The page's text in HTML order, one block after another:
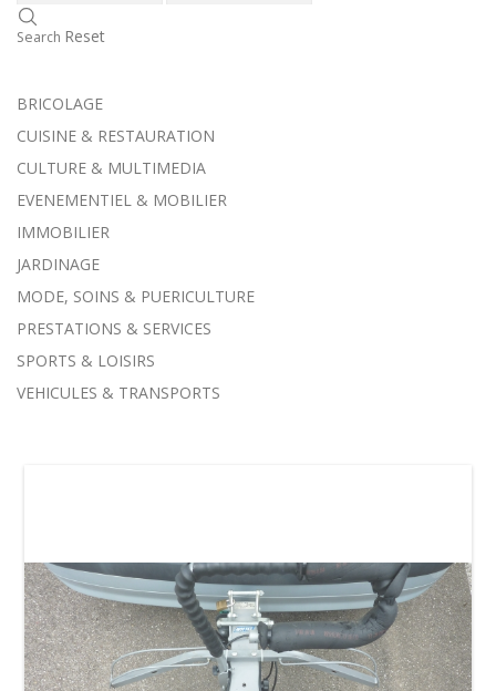
Search Reset
BRICOLAGE
CUISINE & RESTAURATION
CULTURE & MULTIMEDIA
EVENEMENTIEL & MOBILIER
IMMOBILIER
JARDINAGE
MODE, SOINS & PUERICULTURE
PRESTATIONS & SERVICES
SPORTS & LOISIRS
VEHICULES & TRANSPORTS